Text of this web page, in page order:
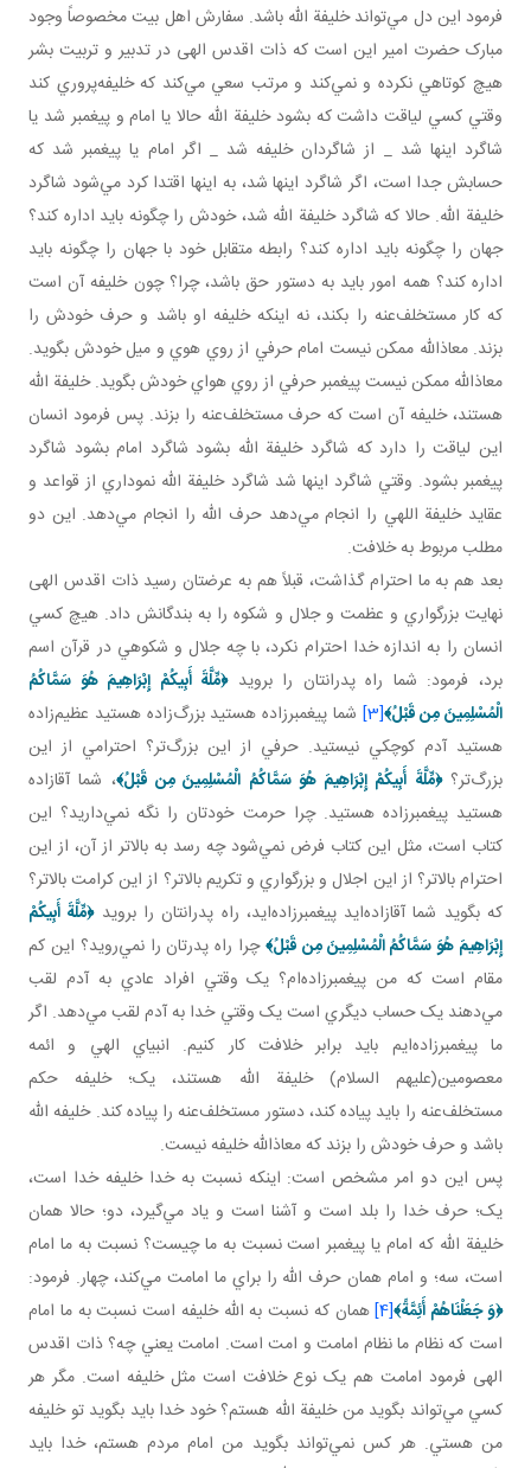
فرمود اين دل مي‌تواند خليفة الله باشد. سفارش اهل بيت مخصوصاً وجود
مبارک حضرت امير اين است که ذات اقدس الهی در تدبير و تربيت بشر
هيچ کوتاهي نکرده و نمي‌کند و مرتب سعي مي‌کند که خليفه‌پروري کند
وقتي کسي لياقت داشت که بشود خليفة الله حالا يا امام و پيغمبر شد يا
شاگرد اينها شد _ از شاگردان خليفه شد _ اگر امام يا پيغمبر شد که
حسابش جدا است، اگر شاگرد اينها شد، به اينها اقتدا کرد مي‌شود شاگرد
خليفة الله. حالا که شاگرد خليفة الله شد، خودش را چگونه بايد اداره کند؟
جهان را چگونه بايد اداره کند؟ رابطه متقابل خود با جهان را چگونه بايد
اداره کند؟ همه امور بايد به دستور حق باشد، چرا؟ چون خليفه آن است
که کار مستخلف‌عنه را بکند، نه اينکه خليفه او باشد و حرف خودش را
بزند. معاذالله ممکن نيست امام حرفي از روي هوي و ميل خودش بگويد.
معاذالله ممکن نيست پيغمبر حرفي از روي هواي خودش بگويد. خليفة الله
هستند، خليفه آن است که حرف مستخلف‌عنه را بزند. پس فرمود انسان
اين لياقت را دارد که شاگرد خليفة الله بشود شاگرد امام بشود شاگرد
پيغمبر بشود. وقتي شاگرد اينها شد شاگرد خليفة الله نموداري از قواعد و
عقايد خليفة اللهي را انجام مي‌دهد حرف الله را انجام مي‌دهد. اين دو
مطلب مربوط به خلافت.
بعد هم به ما احترام گذاشت، قبلاً هم به عرضتان رسيد ذات اقدس الهی
نهايت بزرگواري و عظمت و جلال و شکوه را به بندگانش داد. هيچ کسي
انسان را به اندازه خدا احترام نکرد، با چه جلال و شکوهي در قرآن اسم
برد، فرمود: شما راه پدرانتان را برويد﴿مِّلَّةَ أَبِيكُمْ إِبْرَاهِيمَ هُوَ سَمَّاكُمُ
الْمُسْلِمِينَ مِن قَبْلُ﴾[3]
شما پيغمبرزاده هستيد بزرگ‌زاده هستيد عظيم‌زاده
هستيد آدم کوچکي نيستيد. حرفي از اين بزرگ‌تر؟ احترامي از اين
بزرگ‌تر؟﴿مِّلَّةَ أَبِيكُمْ إِبْرَاهِيمَ هُوَ سَمَّاكُمُ الْمُسْلِمِينَ مِن قَبْلُ﴾، شما آقازاده
هستيد پيغمبرزاده‌ هستيد. چرا حرمت خودتان را نگه نمي‌داريد؟ اين
کتاب است، مثل اين کتاب فرض نمي‌شود چه رسد به بالاتر از آن، از اين
احترام بالاتر؟ از اين اجلال و بزرگواري و تکريم بالاتر؟ از اين کرامت بالاتر؟
که بگويد شما آقازاده‌ايد پيغمبرزاده‌ايد، راه پدرانتان را برويد﴿مِّلَّةَ أَبِيكُمْ
إِبْرَاهِيمَ هُوَ سَمَّاكُمُ الْمُسْلِمِينَ مِن قَبْلُ﴾چرا راه پدرتان را نمي‌رويد؟ اين کم
مقام است که من پيغمبرزاده‌ام؟ يک وقتي افراد عادي به آدم لقب
مي‌دهند يک حساب ديگري است يک وقتي خدا به آدم لقب مي‌دهد. اگر
ما پيغمبرزاده‌ايم بايد برابر خلافت کار کنيم. انبياي الهي و ائمه
معصومين(عليهم السلام) خليفة الله‌ هستند، يک؛ خليفه حکم
مستخلف‌عنه را بايد پياده کند، دستور مستخلف‌عنه را پياده کند. خليفه الله
باشد و حرف خودش را بزند که معاذالله خليفه نيست.
پس اين دو امر مشخص است: اينکه نسبت به خدا خليفه خدا است،
يک؛ حرف خدا را بلد است و آشنا است و ياد مي‌گيرد، دو؛ حالا همان
خليفة الله که امام يا پيغمبر است نسبت به ما چيست؟ نسبت به ما امام
است، سه؛ و امام همان حرف الله را براي ما امامت مي‌کند، چهار. فرمود:
﴿وَ جَعَلْنَاهُمْ أَئِمَّةً﴾[4] همان که نسبت به الله خليفه است نسبت به ما امام
است که نظام ما نظام امامت و امت است. امامت يعني چه؟ ذات اقدس
الهی فرمود امامت هم يک نوع خلافت است مثل خليفه است. مگر هر
کسي مي‌تواند بگويد من خليفة الله هستم؟ خود خدا بايد بگويد تو خليفه
من هستي. هر کس نمي‌تواند بگويد من امام مردم هستم، خدا بايد